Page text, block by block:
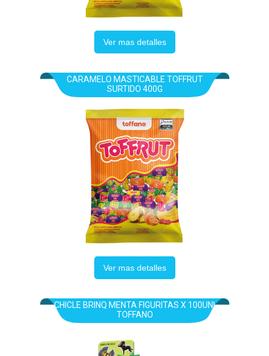
Ver mas detalles
CARAMELO MASTICABLE TOFFRUT
SURTIDO 400G
Ver mas detalles
CHICLE BRINQ MENTA FIGURITAS X 100UNI
TOFFANO